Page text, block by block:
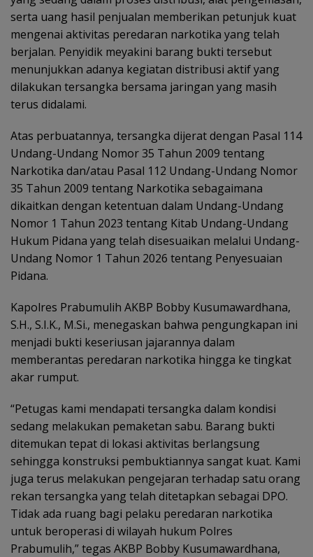
serta uang hasil penjualan memberikan petunjuk kuat
mengenai aktivitas peredaran narkotika yang telah
berjalan. Penyidik meyakini barang bukti tersebut
menunjukkan adanya kegiatan distribusi aktif yang
dilakukan tersangka bersama jaringan yang masih
terus didalami.
Atas perbuatannya, tersangka dijerat dengan Pasal 114
Undang-Undang Nomor 35 Tahun 2009 tentang
Narkotika dan/atau Pasal 112 Undang-Undang Nomor
35 Tahun 2009 tentang Narkotika sebagaimana
dikaitkan dengan ketentuan dalam Undang-Undang
Nomor 1 Tahun 2023 tentang Kitab Undang-Undang
Hukum Pidana yang telah disesuaikan melalui Undang-
Undang Nomor 1 Tahun 2026 tentang Penyesuaian
Pidana.
Kapolres Prabumulih AKBP Bobby Kusumawardhana,
S.H., S.I.K., M.Si., menegaskan bahwa pengungkapan ini
menjadi bukti keseriusan jajarannya dalam
memberantas peredaran narkotika hingga ke tingkat
akar rumput.
“Petugas kami mendapati tersangka dalam kondisi
sedang melakukan pemaketan sabu. Barang bukti
ditemukan tepat di lokasi aktivitas berlangsung
sehingga konstruksi pembuktiannya sangat kuat. Kami
juga terus melakukan pengejaran terhadap satu orang
rekan tersangka yang telah ditetapkan sebagai DPO.
Tidak ada ruang bagi pelaku peredaran narkotika
untuk beroperasi di wilayah hukum Polres
Prabumulih,” tegas AKBP Bobby Kusumawardhana,